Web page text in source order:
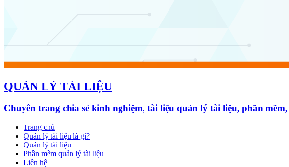
QUẢN LÝ TÀI LIỆU
Chuyên trang chia sẻ kinh nghiệm, tài liệu quản lý tài liệu, phần
Trang chủ
Quản lý tài liệu là gì?
Quản lý tài liệu
Phần mềm quản lý tài liệu
Liên hệ